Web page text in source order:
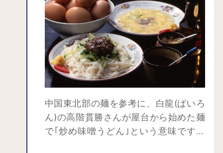
いるのは全国的にも珍しいと言われて
おり、盛岡市指定有形文化財になって
います。服装からは印度・西域・支那
の僧が連想され、マルコポーロやフビ
ライハンの像と言われるものもあり、
国際色豊かであることも特徴の1つ。
一体一体を見ていると、居眠りをして
いるもの、隣同士で無駄話をしていそ
うなもの、とぼけた表情ものなど、ど
れも人間らしくてユーモラス。台詞が
中国東北部の麺を参考に、白龍(ぱいろ
ん)の高階貫勝さんが屋台から始めた麺
で｢炒め味噌うどん｣という意味です。